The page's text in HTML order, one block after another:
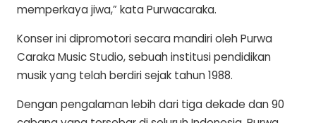
memperkaya jiwa,” kata Purwacaraka.
Konser ini dipromotori secara mandiri oleh Purwa
Caraka Music Studio, sebuah institusi pendidikan
musik yang telah berdiri sejak tahun 1988.
Dengan pengalaman lebih dari tiga dekade dan 90